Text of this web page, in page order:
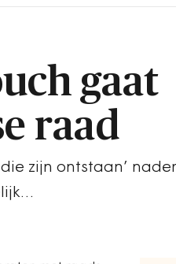
gaat
raad
zijn ontstaan’